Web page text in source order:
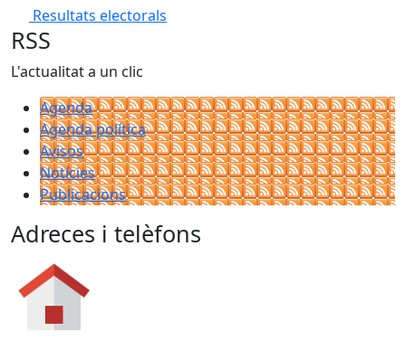
Resultats electorals
RSS
L'actualitat a un clic
Agenda
Agenda política
Avisos
Notícies
Publicacions
Adreces i telèfons